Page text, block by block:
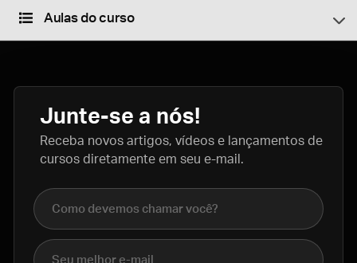
Aulas do curso
Junte-se a nós!
Receba novos artigos, vídeos e lançamentos de
cursos diretamente em seu e-mail.
Nome completo
E-mail